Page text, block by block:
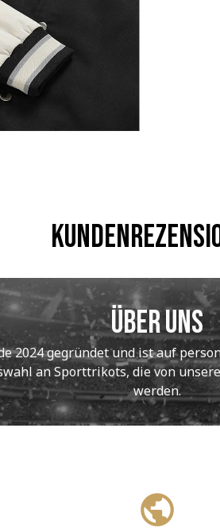
Über uns
2024 gegründet und ist auf
an Sporttrikots, die von
werden.